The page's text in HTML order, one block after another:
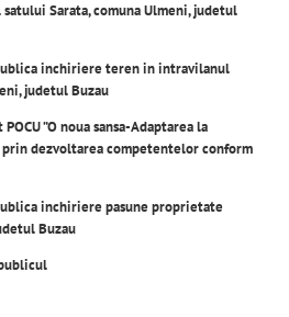
Sarata, comuna Ulmeni, judetul
inchiriere teren in intravilanul
judetul Buzau
”O noua sansa-Adaptarea la
dezvoltarea competentelor conform
inchiriere pasune proprietate
Buzau